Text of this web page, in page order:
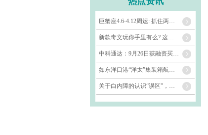
巨蟹座4.6-4.12周运: 抓住两天关键转机, 人生格局悄悄往上走
新款毒文玩你手里有么? 这个品类更是毒上一层楼
中科通达：9月26日获融资买入1115.36万元
如东洋口港“洋太”集装箱航线正式开通
关于白内障的认识“误区”，合肥普瑞眼科专家提醒：这些不要再信了_大皖新闻 | 安